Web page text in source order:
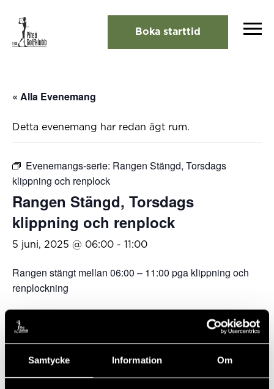
Samtycke Information Om
Boka starttid
« Alla Evenemang
Detta evenemang har redan ägt rum.
Evenemangs-serie: Rangen Stängd, Torsdags
klippning och renplock
Rangen Stängd, Torsdags
klippning och renplock
5 juni, 2025 @ 06:00 - 11:00
Rangen stängt mellan 06:00 – 11:00 pga klippning och
renplockning
Lägg till i kalender